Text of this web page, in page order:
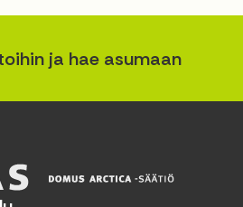
ja hae asumaan